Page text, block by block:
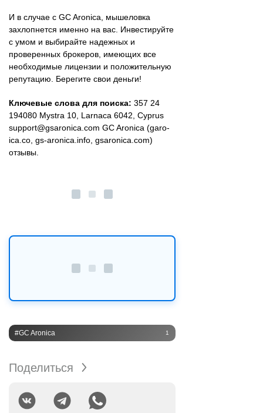
И в случае с GC Aronica, мышеловка
захлопнется именно на вас. Инвестируйте
с умом и выбирайте надежных и
проверенных брокеров, имеющих все
необходимые лицензии и положительную
репутацию. Берегите свои деньги!
Ключевые слова для поиска: 357 24
194080 Mystra 10, Larnaca 6042, Cyprus
support@gsaronica.com GC Aronica (garo-
ica.co, gs-aronica.info, gsaronica.com)
отзывы.
#GC Aronica 1
Поделиться